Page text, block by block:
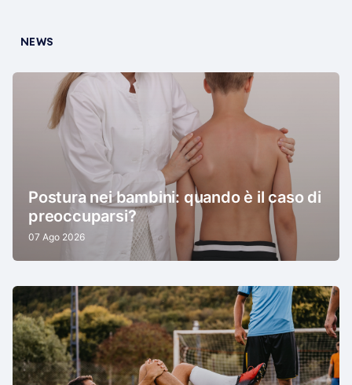
NEWS
Postura nei bambini: quando è il caso di
preoccuparsi?
07 Ago 2026